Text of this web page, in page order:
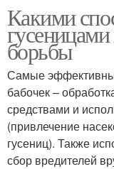
Какими
борьбы
Самые
бабочек –
средствами и
(привлечение
гусениц). Также
сбор вредителей